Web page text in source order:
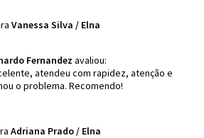
Vanessa Silva / Elna
Fernandez avaliou:
atendeu com rapidez, atenção e
o problema. Recomendo!
Adriana Prado/ Elna